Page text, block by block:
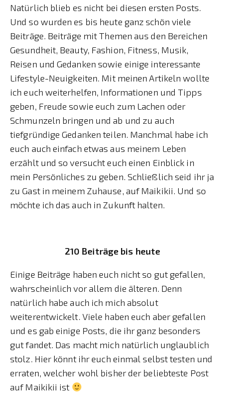
Natürlich blieb es nicht bei diesen ersten Posts.
Und so wurden es bis heute ganz schön viele
Beiträge. Beiträge mit Themen aus den Bereichen
Gesundheit, Beauty, Fashion, Fitness, Musik,
Reisen und Gedanken sowie einige interessante
Lifestyle-Neuigkeiten. Mit meinen Artikeln wollte
ich euch weiterhelfen, Informationen und Tipps
geben, Freude sowie euch zum Lachen oder
Schmunzeln bringen und ab und zu auch
tiefgründige Gedanken teilen. Manchmal habe ich
euch auch einfach etwas aus meinem Leben
erzählt und so versucht euch einen Einblick in
mein Persönliches zu geben. Schließlich seid ihr ja
zu Gast in meinem Zuhause, auf Maikikii. Und so
möchte ich das auch in Zukunft halten.
210 Beiträge bis heute
Einige Beiträge haben euch nicht so gut gefallen,
wahrscheinlich vor allem die älteren. Denn
natürlich habe auch ich mich absolut
weiterentwickelt. Viele haben euch aber gefallen
und es gab einige Posts, die ihr ganz besonders
gut fandet. Das macht mich natürlich unglaublich
stolz. Hier könnt ihr euch einmal selbst testen und
erraten, welcher wohl bisher der beliebteste Post
auf Maikikii ist